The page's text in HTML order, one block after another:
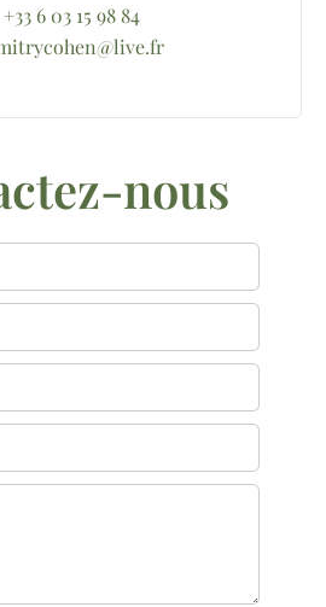
+33 6 03 15 98 84
nous